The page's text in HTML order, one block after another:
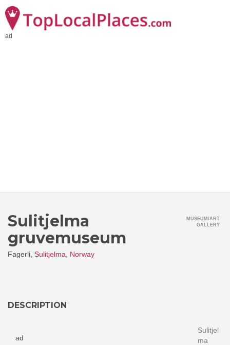
ad
Sulitjelma
gruvemuseum
Fagerli, Sulitjelma Norway
MUSEUM/ART
GALLERY
DESCRIPTION
ad
Sulitjel
ma